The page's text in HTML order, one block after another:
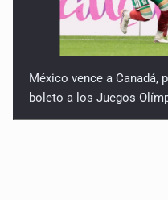
México vence a Canadá,
boleto a los Juegos